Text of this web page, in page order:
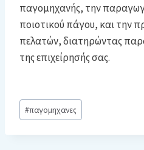
παγομηχανής, την
ποιοτικού πάγου, και την
πελατών, διατηρώντας
της επιχείρησής σας.
Post
Tags:
#παγομηχανες